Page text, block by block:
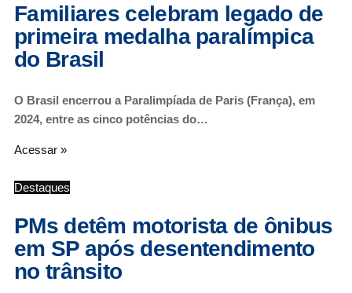
Familiares celebram legado de
primeira medalha paralímpica
do Brasil
O Brasil encerrou a Paralimpíada de Paris (França), em
2024, entre as cinco potências do…
Acessar »
Destaques
PMs detêm motorista de ônibus
em SP após desentendimento
no trânsito